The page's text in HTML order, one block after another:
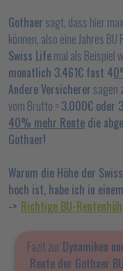
Gothaer sagt, dass hier
können, also eine Jahres BU
Swiss Lifemal als Beispiel
monatlich 3.461€ fast 4
Andere Versicherer sagen
vom Brutto =3.000€ oder
40% mehr Rente die
Gothaer!
Warum die Höhe der
hoch ist, habe ich in
-> Richtige BU-
Fazit zur Dynamiken
Rente der Gothaer